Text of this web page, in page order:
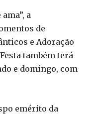
a
de
e Adoração
também terá
e domingo, com
emérito da